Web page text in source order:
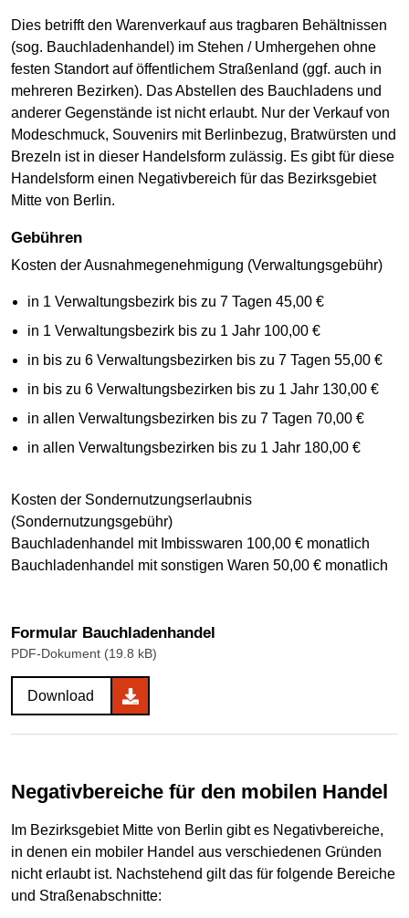
Dies betrifft den Warenverkauf aus tragbaren Behältnissen
(sog. Bauchladenhandel) im Stehen / Umhergehen ohne
festen Standort auf öffentlichem Straßenland (ggf. auch in
mehreren Bezirken). Das Abstellen des Bauchladens und
anderer Gegenstände ist nicht erlaubt. Nur der Verkauf von
Modeschmuck, Souvenirs mit Berlinbezug, Bratwürsten und
Brezeln ist in dieser Handelsform zulässig. Es gibt für diese
Handelsform einen Negativbereich für das Bezirksgebiet
Mitte von Berlin.
Gebühren
Kosten der Ausnahmegenehmigung (Verwaltungsgebühr)
in 1 Verwaltungsbezirk bis zu 7 Tagen 45,00 €
in 1 Verwaltungsbezirk bis zu 1 Jahr 100,00 €
in bis zu 6 Verwaltungsbezirken bis zu 7 Tagen 55,00 €
in bis zu 6 Verwaltungsbezirken bis zu 1 Jahr 130,00 €
in allen Verwaltungsbezirken bis zu 7 Tagen 70,00 €
in allen Verwaltungsbezirken bis zu 1 Jahr 180,00 €
Kosten der Sondernutzungserlaubnis
(Sondernutzungsgebühr)
Bauchladenhandel mit Imbisswaren 100,00 € monatlich
Bauchladenhandel mit sonstigen Waren 50,00 € monatlich
Formular Bauchladenhandel
PDF-Dokument (19.8 kB)
Download
Negativbereiche für den mobilen Handel
Im Bezirksgebiet Mitte von Berlin gibt es Negativbereiche,
in denen ein mobiler Handel aus verschiedenen Gründen
nicht erlaubt ist. Nachstehend gilt das für folgende Bereiche
und Straßenabschnitte: